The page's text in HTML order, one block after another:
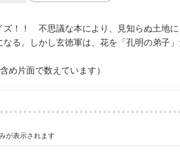
！！ 不思議な本により、見知らぬ土地
なる。しかし玄徳軍は、花を「孔明の弟子
め片面で数えています）
が表示されます